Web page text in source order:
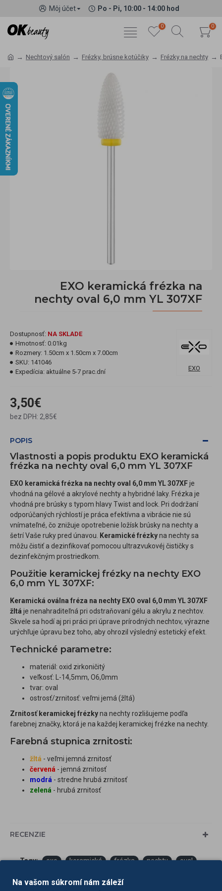
Môj účet Po - Pi, 10:00 - 14:00 hod
0 0
Nechtový salón Frézky, brúsne kotúčiky Frézky na nechty
EXO keramická frézka na
nechty oval 6,0 mm YL 307XF
3,50€
bez DPH: 2,85€
Dostupnosť: NA SKLADE
Hmotnosť: 0.01kg
Rozmery: 1.50cm x 1.50cm x 7.00cm
SKU: 141046
Expedícia: aktuálne 5-7 prac.dní EXO
POPIS
Vlastnosti a popis produktu EXO keramická
frézka na nechty oval 6,0 mm YL 307XF
EXO keramická frézka na nechty oval 6,0 mm YL 307XFje
vhodná na gélové a akrylové nechty a hybridné laky. Frézka je
vhodná pre brúsky s typom hlavy Twist and lock. Pri dodržaní
odporúčaných rýchlostí je práca efektívna a vibrácie nie sú
vnímateľné, čo znižuje opotrebenie ložísk brúsky na nechty a
šetrí Vaše ruky pred únavou.
Keramické frézkyna nechty sa
môžu čistiť a dezinfikovať pomocou ultrazvukovéj čističky s
dezinfekčným prostriedkom.
Použitie keramickej frézky na nechty EXO
6,0 mm YL 307XF:
Keramická oválna fréza na nechty EXO oval 6,0 mm YL 307XF
žltá je nenahraditeľná pri odstraňovaní gélu a akrylu z nechtov.
Skvele sa hodí aj pri práci pri úprave prírodných nechtov, výrazne
urýchľuje úpravu bez toho, aby ohrozil výsledný estetický efekt.
Technické parametre:
materiál: oxid zirkoničitý
veľkosť: L-14,5mm, O6,0mm
tvar: oval
ostrosť/zrnitosť: veľmi jemá (žltá)
Zrnitosť keramickej frézkyna nechty rozlišujeme podľa
farebnej značky, ktorá je na každej keramickej frézke na nechty.
Farebná stupnica zrnitosti:
žltá - veľmi jemná zrnitosť
červená - jemná zrnitosť
modrá - stredne hrubá zrnitosť
zelená - hrubá zrnitosť
RECENZIE
Tagy: exo keramická frézka nechty
oval
Na vašom súkromí nám záleží